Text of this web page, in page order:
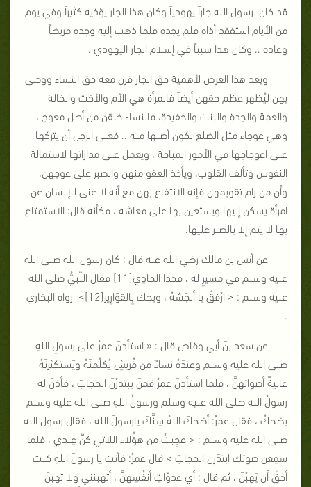
قد كان لرسول الله جاراً يهودياً وكان هذا الجار يؤذيه كثيراً وفي يوم
من الأيام استفقد أذاه فلم يجده فلما ذهب إليه وجده مريضاً
وعاده .. وكان هذا سبباً في إسلام الجار اليهودي .
وبعد هذا العرض لأهمية حق الجار قرن معه حق النساء ووصى
بهن ليُظهر عظم حقهن أيضاً فالمرأة هي الأم والأخت والخالة
والعمة والجدة والبنت والحفيدة، فالنساء خلقن من أصل معوج ،
وهي عوجاء مثل الضلع لكون أصلها منه .. فعلى الرجل أن يتركها
على اعوجاجها في الأمور المباحة ، ويعمل على مداراتها لاستمالة
النفوس وتألف القلوب، ويأخذ العفو منهن والصبر على عوجهن،
وأن من رام تقويمهن فإنه الانتفاع بهن مع أنه لا غنى للإنسان عن
امرأة يسكن إليها ويستعين بها على معاشه ، فكأنه قال: الاستمتاع
بها لا يتم إلا بالصبر عليها.
عن أنس بن مالك رضي الله عنه قال : كان رسول الله صلى الله
عليه وسلم في مسيرٍ له ، فحدا الحادِي[11] فقال النَّبيُّ صلى الله
عليه وسلم : < ارْفقْ يا أَنجَشهُ ، ويحك بِالقَوَارِير[12]> رواه البخاري
.
عن سعدَ بنَ أبي وقاص قال : « استأذنَ عمرُ على رسولِ اللهِ
صلى الله عليه وسلم وعندَهُ نساءٌ من قُريشٍ يُكلِّمنَهُ ويَستكثرنَهُ
عاليةً أصواتهنَّ ، فلما استأذنَ عمرُ قمنَ يبتَدرْنَ الحجابَ ، فأذنَ له
رسولُ الله صلى الله عليه وسلم ورسولُ اللهِ صلى الله عليه وسلم
يضحكُ ، فقال عمرُ: أضحَكَ اللهُ سِنَّكَ يارسولَ الله ، فقال رسول الله
صلى الله عليه وسلم : < عَجِبتُ من هؤُلاء اللاتي كنَّ عِندي ، فلما
سمِعنَ صوتكَ ابتدَرنَ الحجابَ > قال عمرُ: فأنتَ يا رسولَ اللهِ كنتَ
أحقَّ أن يَهبْنَ ، ثم قال : أي عدوّاتِ أنفُسِهنَّ ، أتهبننَي ولا تَهبنَ